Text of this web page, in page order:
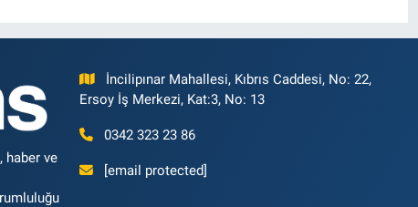
haber ve
İncilipınar Mahallesi, Kıbrıs Caddesi, No: 22,
Ersoy İş Merkezi, Kat:3, No: 13
0342 323 23 86
[email protected]